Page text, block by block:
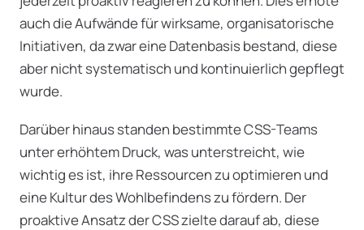
auch die Aufwände für wirksame, organisatorische
Initiativen, da zwar eine Datenbasis bestand, diese
aber nicht systematisch und kontinuierlich gepflegt
wurde.
Darüber hinaus standen bestimmte CSS-Teams
unter erhöhtem Druck, was unterstreicht, wie
wichtig es ist, ihre Ressourcen zu optimieren und
eine Kultur des Wohlbefindens zu fördern. Der
proaktive Ansatz der CSS zielte darauf ab, diese